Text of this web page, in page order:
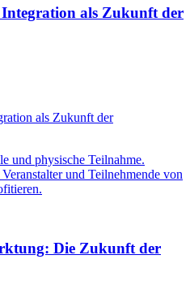
als Zukunft der
und physische Teilnahme.
und Teilnehmende von
Die Zukunft der